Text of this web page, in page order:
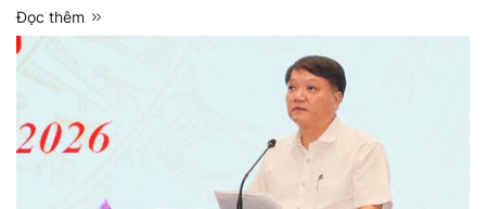
Đọc thêm